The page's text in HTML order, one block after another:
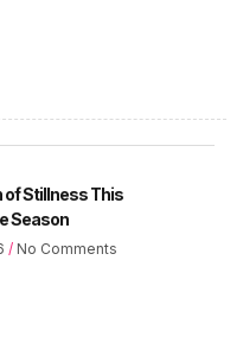
of Stillness This
Season
No Comments